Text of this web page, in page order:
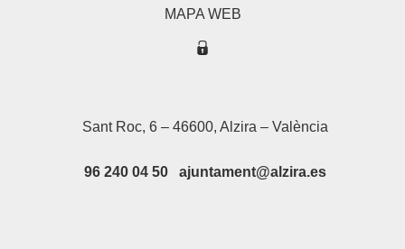
MAPA WEB
Sant Roc, 6 – 46600, Alzira – València
96 240 04 50 ajuntament@alzira.es